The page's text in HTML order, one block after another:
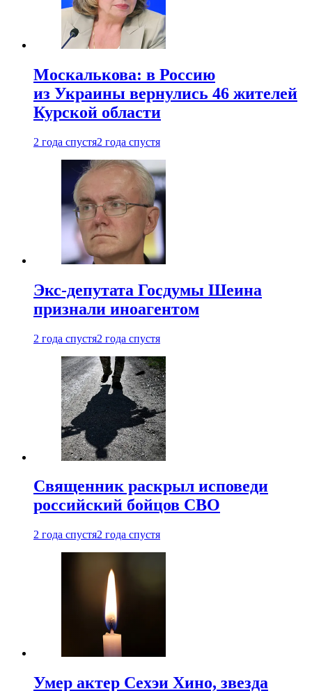
Москалькова: в Россию
из Украины вернулись 46 жителей
Курской области
2 года спустя2 года спустя
Экс-депутата Госдумы Шеина
признали иноагентом
2 года спустя2 года спустя
Священник раскрыл исповеди
российский бойцов СВО
2 года спустя2 года спустя
Умер актер Сехэи Хино, звезда